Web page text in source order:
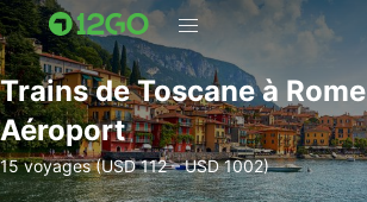
Trains de Toscane à Rome
Aéroport
15 voyages (USD 112 – USD 1002)